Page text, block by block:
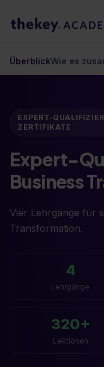
ÜberblickWie es
EXPERT-
ZERTIFIKATE
Expert-
Business
Vier Lehrgänge für
Transformation.
4
Lehrgänge
320+
Lektionen